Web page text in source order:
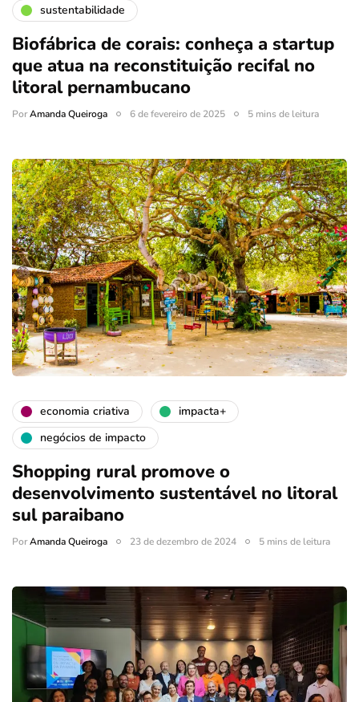
sustentabilidade
Biofábrica de corais: conheça a startup
que atua na reconstituição recifal no
litoral pernambucano
PorAmanda Queiroga 6 de fevereiro de 2025 5 mins de leitura
economia criativa
impacta+
negócios de impacto
Shopping rural promove o
desenvolvimento sustentável no litoral
sul paraibano
PorAmanda Queiroga 23 de dezembro de 2024 5 mins de leitura